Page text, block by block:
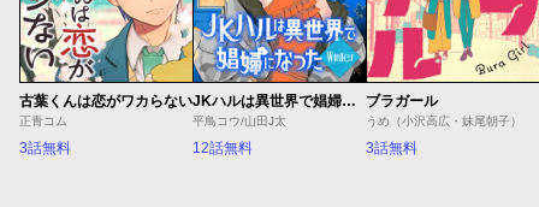
古葉くんは恋がワカらない
正青コム
3話無料
JKハルは異世界で娼婦になった Winter
平鳥コウ/山田J太
12話無料
ブラガール
うめ（小沢高広・妹尾朝子）
3話無料